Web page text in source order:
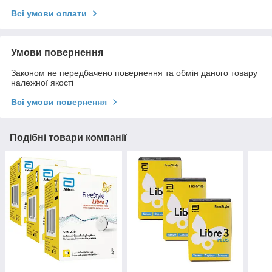
Всі умови оплати
Умови повернення
Законом не передбачено повернення та обмін даного товару
належної якості
Всі умови повернення
Подібні товари компанії